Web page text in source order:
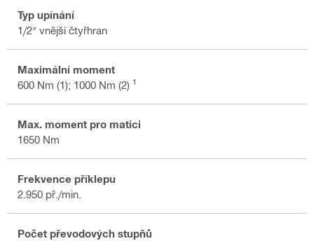
Typ upínání
1/2″ vnější čtyřhran
Maximální moment
600 Nm (1); 1000 Nm (2) 1
Max. moment pro matici
1650 Nm
Frekvence příklepu
2.950 př./min.
Počet převodových stupňů